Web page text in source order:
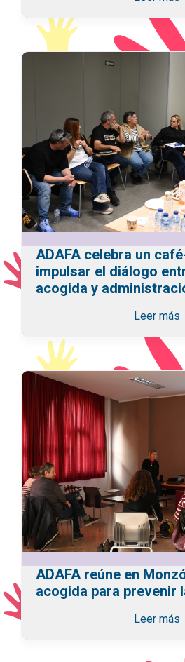
ADAFA celebra un
impulsar el diálogo
acogida y
Leer más
ADAFA reúne en
acogida para prevenir
Leer más